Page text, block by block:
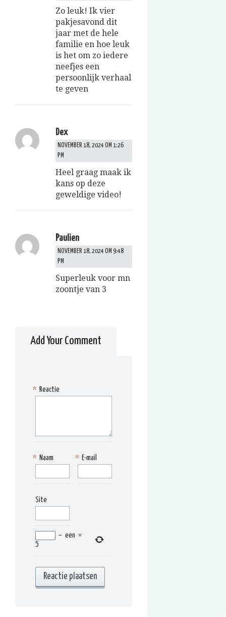
Zo leuk! Ik vier
pakjesavond dit
jaar met de hele
familie en hoe leuk
is het om zo iedere
neefjes een
persoonlijk verhaal
te geven
Dex
NOVEMBER 18, 2024 OM 1:26
PM
Heel graag maak ik
kans op deze
geweldige video!
Paulien
NOVEMBER 18, 2024 OM 9:48
PM
Superleuk voor mn
zoontje van 3
Add Your Comment
Reactie
*
Naam
* E-mail
*
Site
− een =
5